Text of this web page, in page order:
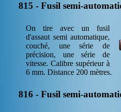
815 - Fusil semi-
On tire avec un fusil
d'assaut semi automatique,
couché, une série de
précision, une série de
vitesse. Calibre supérieur à
6 mm. Distance 200 mètres.
816 - Fusil semi-